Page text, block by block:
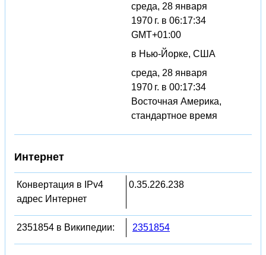
среда, 28 января
1970 г. в 06:17:34
GMT+01:00
в Нью-Йорке, США
среда, 28 января
1970 г. в 00:17:34
Восточная Америка,
стандартное время
Интернет
Конвертация в IPv4
адрес Интернет
0.35.226.238
2351854 в Википедии: 2351854